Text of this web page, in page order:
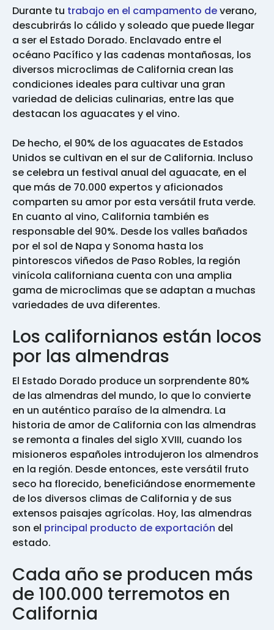
Durante tu trabajo en el campamento deverano,
descubrirás lo cálido y soleado que puede llegar
a ser el Estado Dorado. Enclavado entre el
océano Pacífico y las cadenas montañosas, los
diversos microclimas de California crean las
condiciones ideales para cultivar una gran
variedad de delicias culinarias, entre las que
destacan los aguacates y el vino.
De hecho, el 90% de los aguacates de Estados
Unidos se cultivan en el sur de California. Incluso
se celebra un festival anual del aguacate, en el
que más de 70.000 expertos y aficionados
comparten su amor por esta versátil fruta verde.
En cuanto al vino, California también es
responsable del 90%. Desde los valles bañados
por el sol de Napa y Sonoma hasta los
pintorescos viñedos de Paso Robles, la región
vinícola californiana cuenta con una amplia
gama de microclimas que se adaptan a muchas
variedades de uva diferentes.
Los californianos están locos
por las almendras
El Estado Dorado produce un sorprendente 80%
de las almendras del mundo, lo que lo convierte
en un auténtico paraíso de la almendra. La
historia de amor de California con las almendras
se remonta a finales del siglo XVIII, cuando los
misioneros españoles introdujeron los almendros
en la región. Desde entonces, este versátil fruto
seco ha florecido, beneficiándose enormemente
de los diversos climas de California y de sus
extensos paisajes agrícolas. Hoy, las almendras
son el principal producto de exportación del
estado.
Cada año se producen más
de 100.000 terremotos en
California